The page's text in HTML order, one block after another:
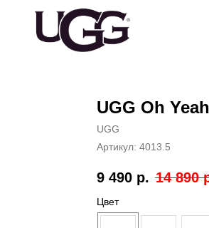
UGG Oh
UGG
Артикул: 4013.5
9 490 р. 14 890
Цвет